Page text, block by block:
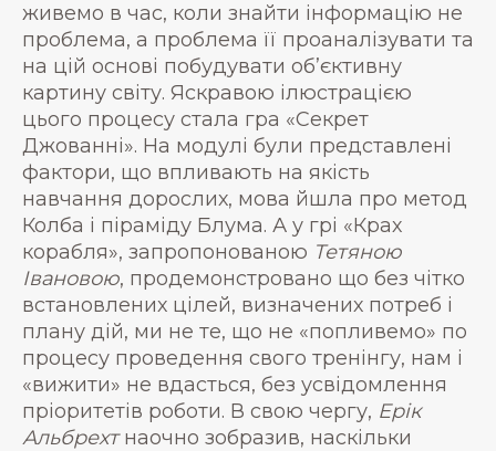
живемо в час, коли знайти інформацію не
проблема, а проблема її проаналізувати та
на цій основі побудувати об’єктивну
картину світу. Яскравою ілюстрацією
цього процесу стала гра «Секрет
Джованні». На модулі були представлені
фактори, що впливають на якість
навчання дорослих, мова йшла про метод
Колба і піраміду Блума. А у грі «Крах
корабля», запропонованою Тетяною
Івановою, продемонстровано що без чітко
встановлених цілей, визначених потреб і
плану дій, ми не те, що не «попливемо» по
процесу проведення свого тренінгу, нам і
«вижити» не вдасться, без усвідомлення
пріоритетів роботи. В свою чергу, Ерік
Альбрехтнаочно зобразив, наскільки